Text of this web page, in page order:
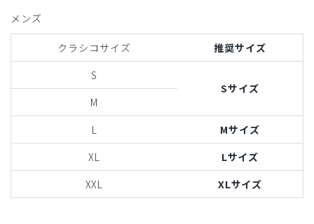
メンズ
クラシコサイズ
推奨サイズ
S
Sサイズ
M
L
Mサイズ
XL
Lサイズ
XXL
XLサイズ